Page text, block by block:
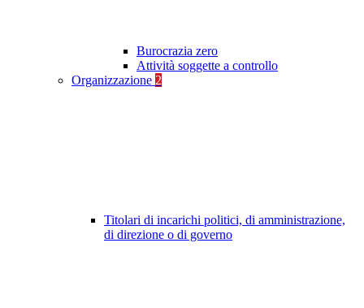
Burocrazia zero
Attività soggette a controllo
Organizzazione 2
Titolari di incarichi politici, di amministrazione,
di direzione o di governo